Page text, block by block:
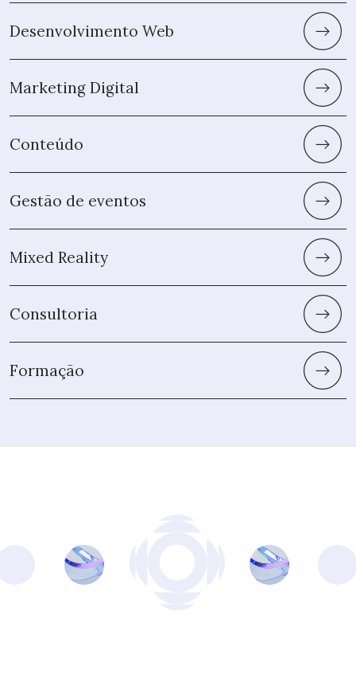
Desenvolvimento Web
Marketing Digital
Conteúdo
Gestão de eventos
Mixed Reality
Consultoria
Formação